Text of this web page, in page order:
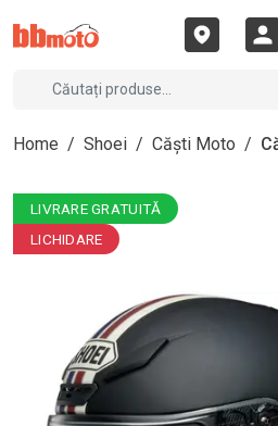
Home / Shoei / Căști Moto /
LIVRARE GRATUITĂ
LICHIDARE